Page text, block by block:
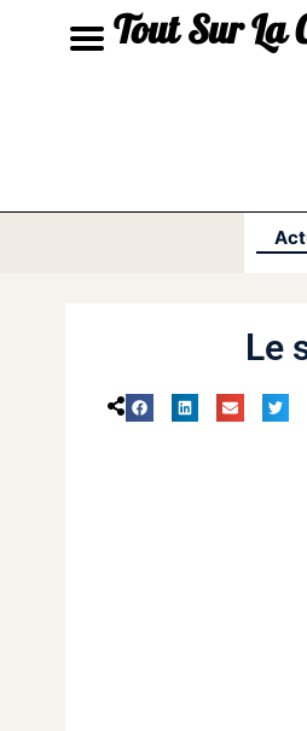
Tout Sur La
Le